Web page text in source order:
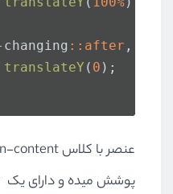
::after ,
translateY ( 0 );
عنصر با کلاسcontent